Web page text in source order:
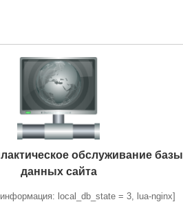
обслуживание базы
данных сайта
local_db_state = 3, lua-nginx]